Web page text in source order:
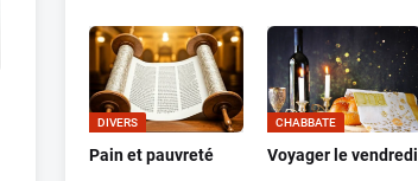
DIVERS
Pain et pauvreté
CHABBATE
Voyager le vendredi